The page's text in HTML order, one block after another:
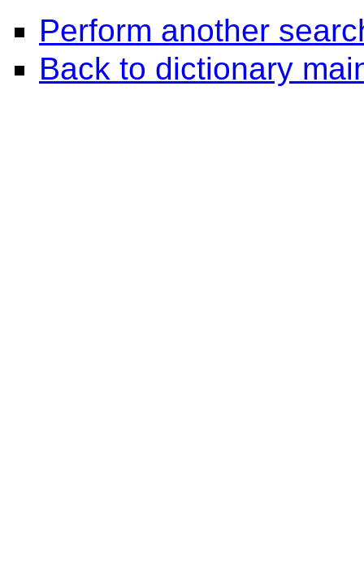
Perform another
Back to dictionary